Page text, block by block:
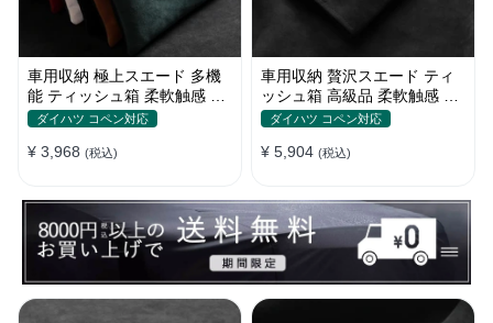
車用収納 極上スエード 多機
能 ティッシュ箱 柔軟触感 高
級品 防塵 おしゃれ Alcantara
ダイハツ コペン対応
¥ 3,968 (税込)
車用収納 贅沢スエード ティ
ッシュ箱 高級品 柔軟触感 多
色 防塵 おしゃれ アルカンタ
ダイハツ コペン対応
¥ 5,904 (税込)